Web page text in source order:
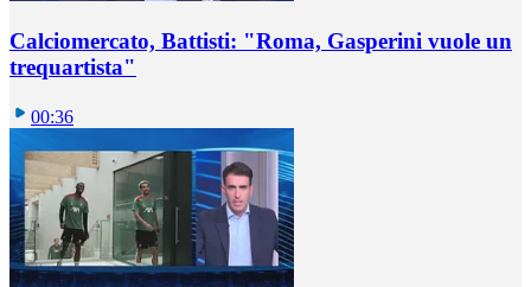
Calciomercato, Battisti: "Roma, Gasperini vuole un
trequartista"
00:36